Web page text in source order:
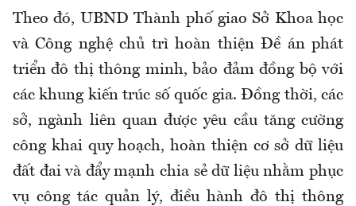
Theo đó, UBND Thành phố giao Sở Khoa học
và Công nghệ chủ trì hoàn thiện Đề án phát
triển đô thị thông minh, bảo đảm đồng bộ với
các khung kiến trúc số quốc gia. Đồng thời, các
sở, ngành liên quan được yêu cầu tăng cường
công khai quy hoạch, hoàn thiện cơ sở dữ liệu
đất đai và đẩy mạnh chia sẻ dữ liệu nhằm phục
vụ công tác quản lý, điều hành đô thị thông